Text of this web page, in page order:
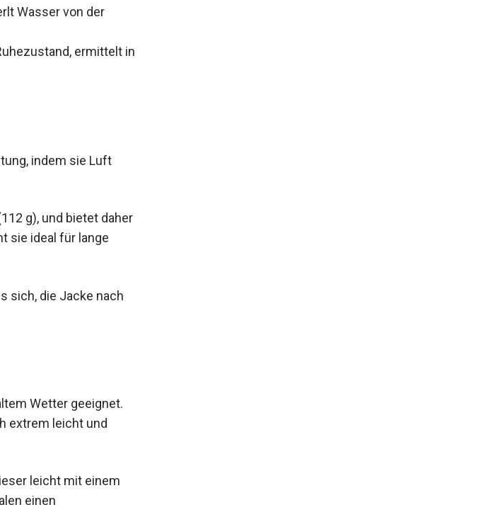
Wasser von der
ermittelt
indem sie Luft
g), und bietet daher
sie ideal für lange
sich, die Jacke nach
Wetter geeignet.
extrem leicht und
leicht mit einem
einen